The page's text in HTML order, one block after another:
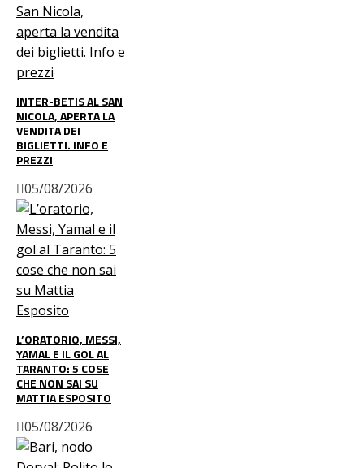
INTER-BETIS AL SAN
NICOLA, APERTA LA
VENDITA DEI
BIGLIETTI. INFO E
PREZZI
05/08/2026
L’ORATORIO, MESSI,
YAMAL E IL GOL AL
TARANTO: 5 COSE
CHE NON SAI SU
MATTIA ESPOSITO
05/08/2026